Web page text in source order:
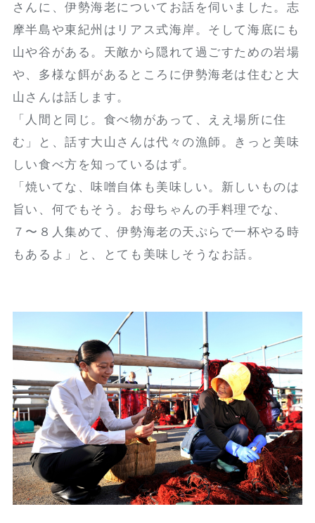
さんに、伊勢海老についてお話を伺いました。志
摩半島や東紀州はリアス式海岸。そして海底にも
山や谷がある。天敵から隠れて過ごすための岩場
や、多様な餌があるところに伊勢海老は住むと大
山さんは話します。
「人間と同じ。食べ物があって、ええ場所に住
む」と、話す大山さんは代々の漁師。きっと美味
しい食べ方を知っているはず。
「焼いてな、味噌自体も美味しい。新しいものは
旨い、何でもそう。お母ちゃんの手料理でな、
７〜８人集めて、伊勢海老の天ぷらで一杯やる時
もあるよ」と、とても美味しそうなお話。